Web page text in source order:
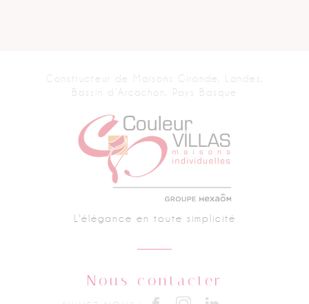
Constructeur de Maisons
Gironde, Landes,
Bassin d’Arcachon, Pays Basque
L'élégance en toute simplicité
Nous contacter